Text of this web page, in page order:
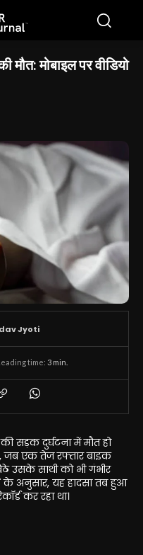
मोबाइल पर वीडियो
time: 3 min.
Jyoti
सड़क दुर्घटना में मौत हो
जब एक तेज रफ्तार बाइक
उसके साथी को भी गंभीर
के अनुसार, यह हादसा तब हुआ
कर रहा था।